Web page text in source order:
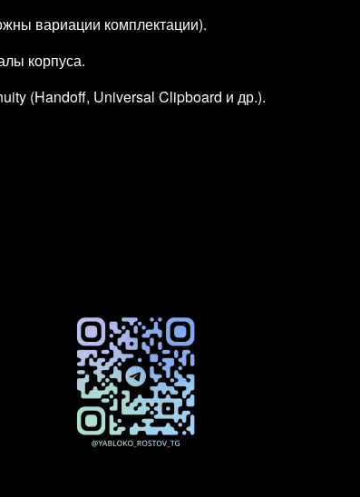
вариации комплектации).
корпуса.
(Handoff, Universal Clipboard и др.).